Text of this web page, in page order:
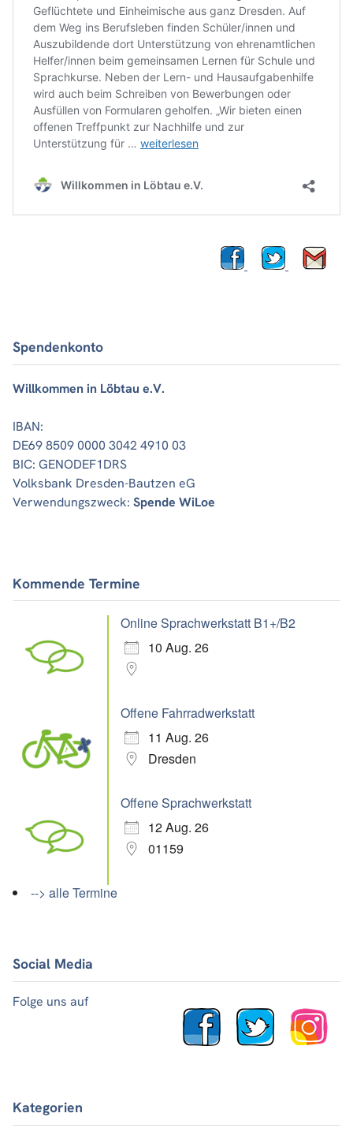
Spendenkonto
Willkommen in Löbtau e.V.
IBAN:
DE69 8509 0000 3042 4910 03
BIC: GENODEF1DRS
Volksbank Dresden-Bautzen eG
Verwendungszweck: Spende WiLoe
Kommende Termine
Online Sprachwerkstatt B1+/B2
10 Aug. 26
Offene Fahrradwerkstatt
11 Aug. 26
Dresden
Offene Sprachwerkstatt
12 Aug. 26
01159
--> alle Termine
Social Media
Folge uns auf
Kategorien